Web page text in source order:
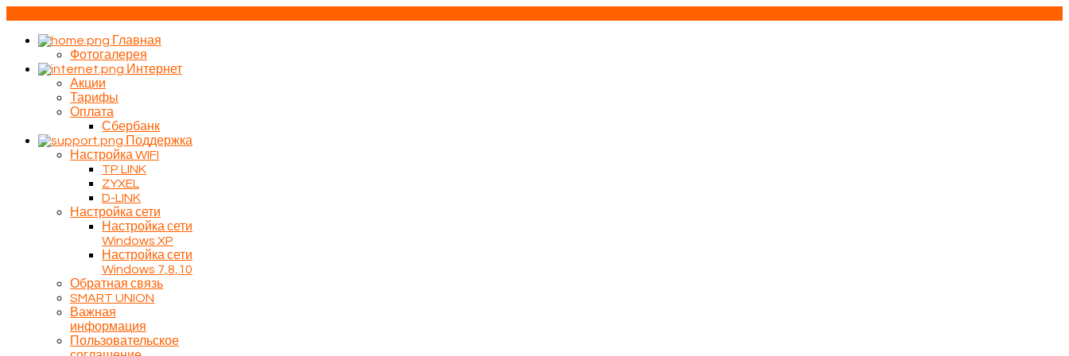
Главная
Фотогалерея
Интернет
Акции
Тарифы
Оплата
Сбербанк
Поддержка
Настройка WIFI
TP LINK
ZYXEL
D-LINK
Настройка сети
Настройка сети
Windows XP
Настройка сети
Windows 7,8,10
Обратная связь
SMART UNION
Важная
информация
Пользовательское